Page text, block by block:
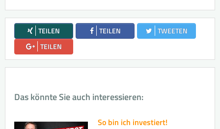
TEILEN TEILEN
TWEETEN
TEILEN
Das könnte Sie auch interessieren:
So bin ich investiert!